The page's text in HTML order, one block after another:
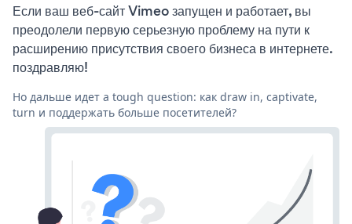
Если ваш веб-сайт Vimeo запущен и работает, вы
преодолели первую серьезную проблему на пути к
расширению присутствия своего бизнеса в интернете.
поздравляю!
Но дальше идет a tough question: как draw in, captivate,
turn и поддержать больше посетителей?